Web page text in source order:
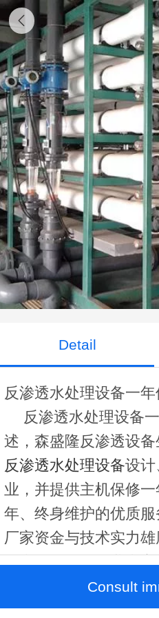
反渗透水处理设备一年
Detail
反渗透水处理设备一
反渗透水处理设备
述，森盛隆反渗透设
反渗透水处理设备设计
业，并提供主机保修
年、终身维护的优质
厂家资金与技术实力
队和服务，在行业内
Consult